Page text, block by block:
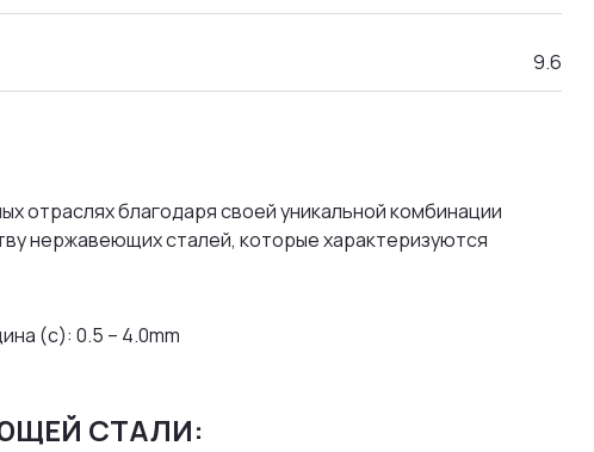
9.6
отраслях благодаря своей уникальной комбинации
нержавеющих сталей, которые характеризуются
(с): 0.5 – 4.0mm
СТАЛИ: